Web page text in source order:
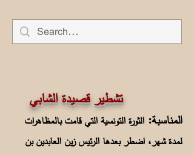
تشطير قصيدة الشابي
المناسبة: الثورة التونسية التي قامت بالمظاهرات
لمدة شهر، اضطر بعدها الرئيس زين العابدين بن